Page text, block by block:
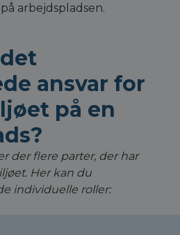
arbejdspladsen.
ansvar for
på en
der flere parter, der har
Her kan du
individuelle roller: